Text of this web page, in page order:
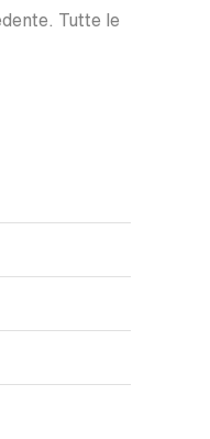
Tutte le